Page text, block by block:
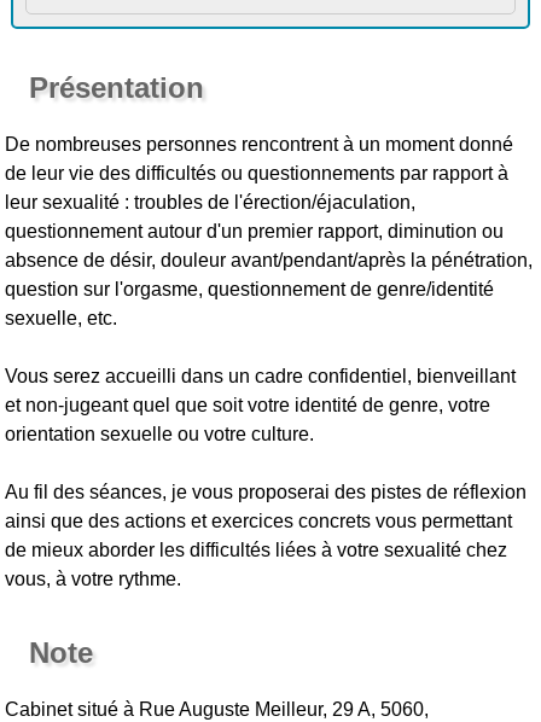
Présentation
De nombreuses personnes rencontrent à un moment donné
de leur vie des difficultés ou questionnements par rapport à
leur sexualité : troubles de l'érection/éjaculation,
questionnement autour d'un premier rapport, diminution ou
absence de désir, douleur avant/pendant/après la pénétration,
question sur l'orgasme, questionnement de genre/identité
sexuelle, etc.
Vous serez accueilli dans un cadre confidentiel, bienveillant
et non-jugeant quel que soit votre identité de genre, votre
orientation sexuelle ou votre culture.
Au fil des séances, je vous proposerai des pistes de réflexion
ainsi que des actions et exercices concrets vous permettant
de mieux aborder les difficultés liées à votre sexualité chez
vous, à votre rythme.
Note
Cabinet situé à Rue Auguste Meilleur, 29 A, 5060,